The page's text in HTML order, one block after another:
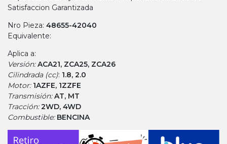
Satisfaccion Garantizada
Nro Pieza: 48655-42040
Equivalente:
Aplica a:
Versión:ACA21, ZCA25, ZCA26
Cilindrada (cc): 1.8, 2.0
Motor: 1AZFE, 1ZZFE
Transmisión:AT, MT
Tracción:2WD, 4WD
Combustible: BENCINA